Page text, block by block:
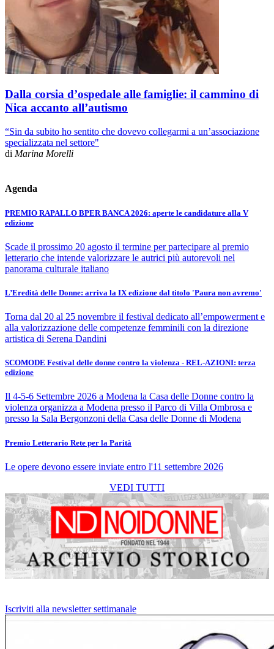
Dalla corsia d’ospedale alle famiglie: il cammino di
Nica accanto all’autismo
“Sin da subito ho sentito che dovevo collegarmi a un’associazione
specializzata nel settore"
di Marina Morelli
Agenda
PREMIO RAPALLO BPER BANCA 2026: aperte le candidature alla V
edizione
Scade il prossimo 20 agosto il termine per partecipare al premio
letterario che intende valorizzare le autrici più autorevoli nel
panorama culturale italiano
L’Eredità delle Donne: arriva la IX edizione dal titolo 'Paura non avremo'
Torna dal 20 al 25 novembre il festival dedicato all’empowerment e
alla valorizzazione delle competenze femminili con la direzione
artistica di Serena Dandini
SCOMODE Festival delle donne contro la violenza - REL-AZIONI: terza
edizione
Il 4-5-6 Settembre 2026 a Modena la Casa delle Donne contro la
violenza organizza a Modena presso il Parco di Villa Ombrosa e
presso la Sala Bergonzoni della Casa delle Donne di Modena
Premio Letterario Rete per la Parità
Le opere devono essere inviate entro l'11 settembre 2026
VEDI TUTTI
Iscriviti alla newsletter settimanale